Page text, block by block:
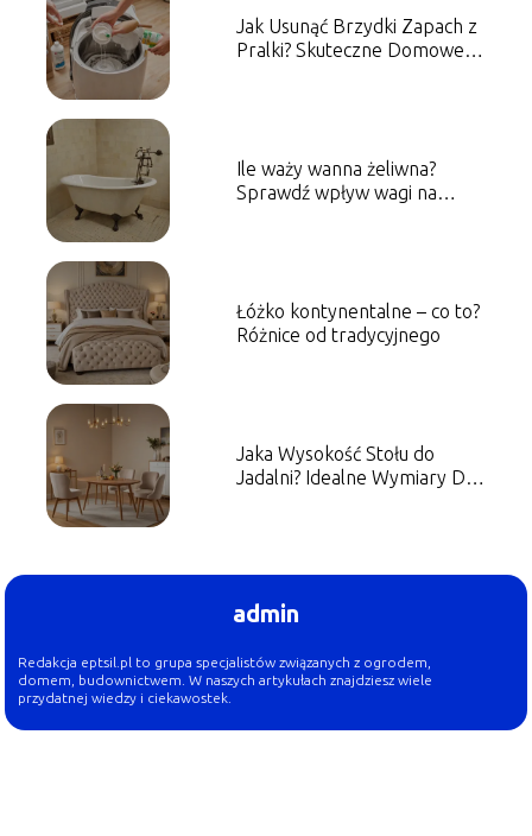
Jak Usunąć Brzydki Zapach z
Pralki? Skuteczne Domowe
Ile waży wanna żeliwna?
Sprawdź wpływ wagi na
Łóżko kontynentalne – co to?
Różnice od tradycyjnego
Jaka Wysokość Stołu do
Jadalni? Idealne Wymiary Dla
admin
Redakcja eptsil.pl to grupa specjalistów związanych z ogrodem,
domem, budownictwem. W naszych artykułach znajdziesz wiele
przydatnej wiedzy i ciekawostek.